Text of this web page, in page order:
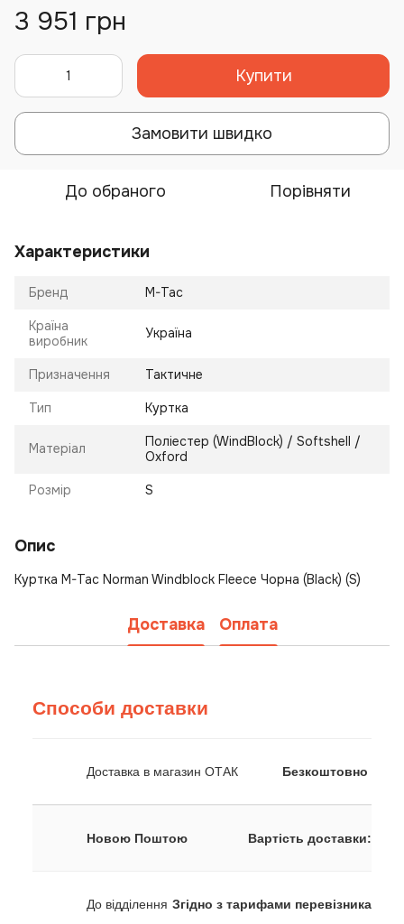
3 951 грн
Купити
Замовити швидко
До обраного Порівняти
Характеристики
Бренд M-Tac
Країна
виробник
Україна
Призначення Тактичне
Тип Куртка
Матеріал
Поліестер (WindBlock) / Softshell /
Oxford
Розмір S
Опис
Куртка M-Tac Norman Windblock Fleece Чорна (Black) (S)
Доставка Оплата
Способи доставки
Доставка в магазин ОТАК Безкоштовно
Новою Поштою Вартість доставки:
До відділення Згідно з тарифами перевізника